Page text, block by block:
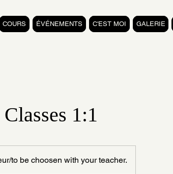
COURS ÉVÉNEMENTS C'EST MOI GALERIE
1:1
to be choosen with your teacher.